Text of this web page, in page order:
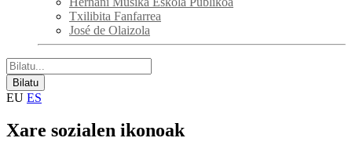
Txilibita Fanfarrea
José de Olaizola
EU ES
Xare sozialen ikonoak